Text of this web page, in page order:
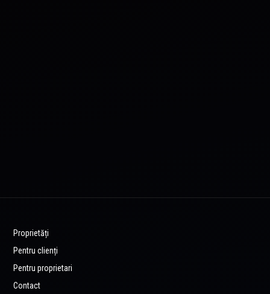
Proprietăți
Pentru clienți
Pentru proprietari
Contact